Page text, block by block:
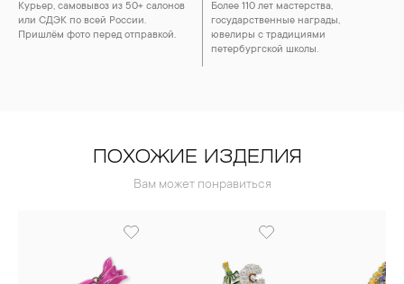
Курьер, самовывоз из 50+ салонов
или СДЭК по всей России.
Пришлём фото перед отправкой.
Более 110 лет мастерства,
государственные награды,
ювелиры с традициями
петербургской школы.
ПОХОЖИЕ ИЗДЕЛИЯ
Вам может понравиться